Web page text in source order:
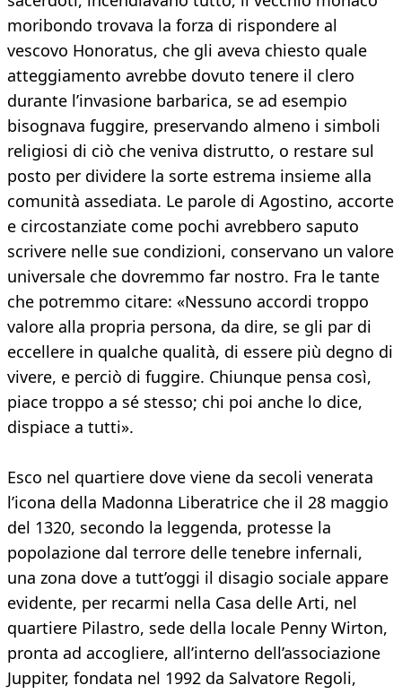
moribondo trovava la forza di rispondere al
vescovo Honoratus, che gli aveva chiesto quale
atteggiamento avrebbe dovuto tenere il clero
durante l’invasione barbarica, se ad esempio
bisognava fuggire, preservando almeno i simboli
religiosi di ciò che veniva distrutto, o restare sul
posto per dividere la sorte estrema insieme alla
comunità assediata. Le parole di Agostino, accorte
e circostanziate come pochi avrebbero saputo
scrivere nelle sue condizioni, conservano un valore
universale che dovremmo far nostro. Fra le tante
che potremmo citare: «Nessuno accordi troppo
valore alla propria persona, da dire, se gli par di
eccellere in qualche qualità, di essere più degno di
vivere, e perciò di fuggire. Chiunque pensa così,
piace troppo a sé stesso; chi poi anche lo dice,
dispiace a tutti».
Esco nel quartiere dove viene da secoli venerata
l’icona della Madonna Liberatrice che il 28 maggio
del 1320, secondo la leggenda, protesse la
popolazione dal terrore delle tenebre infernali,
una zona dove a tutt’oggi il disagio sociale appare
evidente, per recarmi nella Casa delle Arti, nel
quartiere Pilastro, sede della locale Penny Wirton,
pronta ad accogliere, all’interno dell’associazione
Juppiter, fondata nel 1992 da Salvatore Regoli,